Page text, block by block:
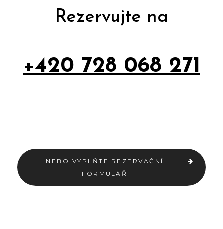
Rezervujte na
+420 728 068 271
NEBO VYPLŇTE REZERVAČNÍ
FORMULÁŘ